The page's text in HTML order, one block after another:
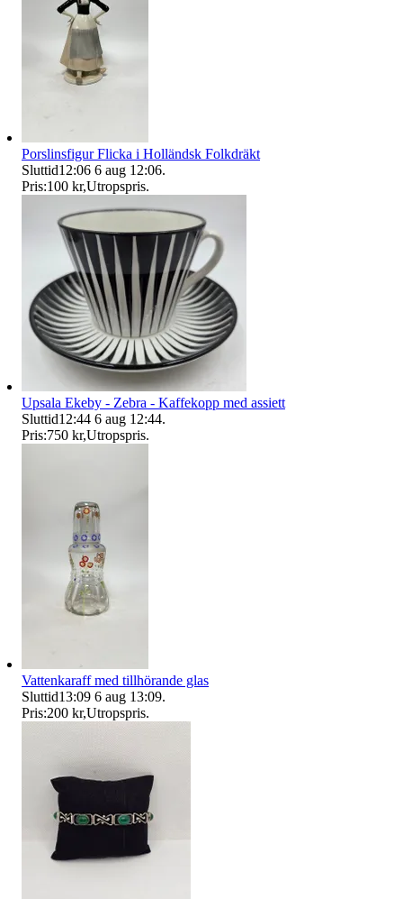
Porslinsfigur Flicka i Holländsk Folkdräkt
Sluttid12:06 6 aug 12:06.
Pris:100 kr,Utropspris.
Upsala Ekeby - Zebra - Kaffekopp med assiett
Sluttid12:44 6 aug 12:44.
Pris:750 kr,Utropspris.
Vattenkaraff med tillhörande glas
Sluttid13:09 6 aug 13:09.
Pris:200 kr,Utropspris.